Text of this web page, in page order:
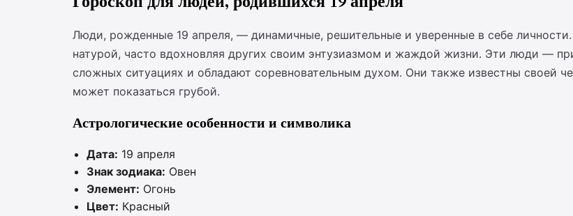
Люди, рожденные 19 апреля, — динамичные, решительные и уверенные в себе
натурой, часто вдохновляя других своим энтузиазмом и жаждой жизни. Эти люди —
сложных ситуациях и обладают соревновательным духом. Они также известны своей
может показаться грубой.
Астрологические особенности и символика
Дата: 19 апреля
Знак зодиака: Овен
Элемент: Огонь
Цвет: Красный